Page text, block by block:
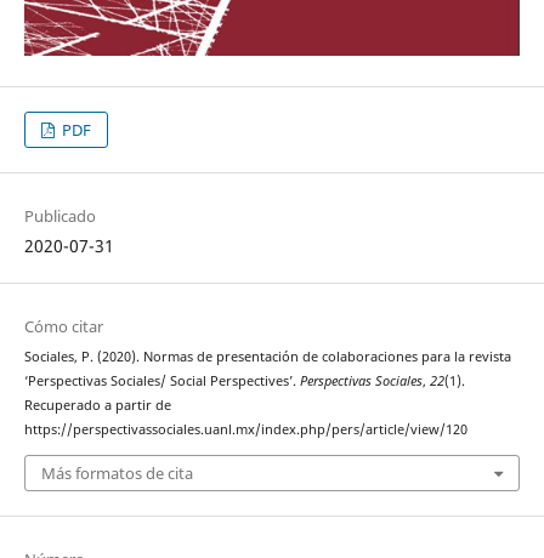
PDF
Publicado
2020-07-31
Cómo citar
Sociales, P. (2020). Normas de presentación de colaboraciones para la revista
‘Perspectivas Sociales/ Social Perspectives’. Perspectivas Sociales, 22(1).
Recuperado a partir de
https://perspectivassociales.uanl.mx/index.php/pers/article/view/120
Más formatos de cita